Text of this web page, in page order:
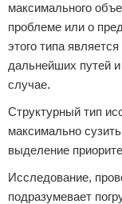
максимального
проблеме или о
этого типа
дальнейших путей
случае.
Структурный тип
максимально
выделение
Исследование,
подразумевает